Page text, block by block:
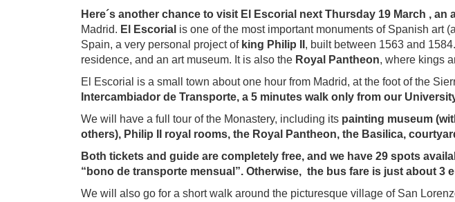
Here´s another chance to visit El Escorial next Thursday 19 March ,
Madrid. El Escorial is one of the most important monuments of Spanish art
Spain, a very personal project of king Philip II , built between 1563 and
residence, and an art museum. It is also the Royal Pantheon, where kings
El Escorial is a small town about one hour from Madrid, at the foot of the
Intercambiador de Transporte, a 5 minutes walk only from our
We will have a full tour of the Monastery, including its painting museum
others), Philip II royal rooms, the Royal Pantheon, the Basilica,
Both tickets and guide are completely free, and we have 29 spots
“bono de transporte mensual”. Otherwise, the bus fare is just about 3
We will also go for a short walk around the picturesque village of San